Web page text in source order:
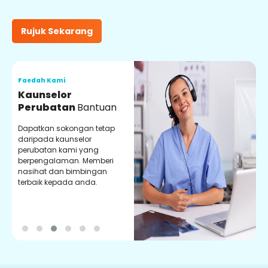
Rujuk Sekarang
Faedah Kami
Kaunselor
PerubatanBantuan
Dapatkan sokongan tetap
daripada kaunselor
perubatan kami yang
berpengalaman. Memberi
nasihat dan bimbingan
terbaik kepada anda.